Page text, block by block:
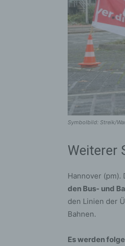
Symbolbild: Streik/
Weiterer
Hannover (pm).
den Bus- und
den Linien der
Bahnen.
Es werden